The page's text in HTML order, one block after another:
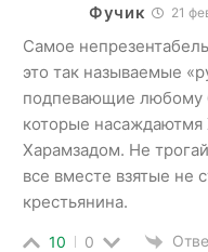
Фучик 21
Самое
это так называемые
подпевающие любому
которые
Харамзадом. Не
все вместе взятые не
крестьянина.
10 0